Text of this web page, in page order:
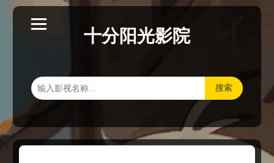
十分阳光影院
搜索